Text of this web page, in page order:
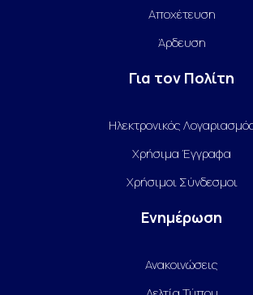
Αποχέτευση
Άρδευση
Για τον Πολίτη
Ηλεκτρονικός
Χρήσιμα Έγγραφα
Χρήσιμοι Σύνδεσμοι
Ενημέρωση
Ανακοινώσεις